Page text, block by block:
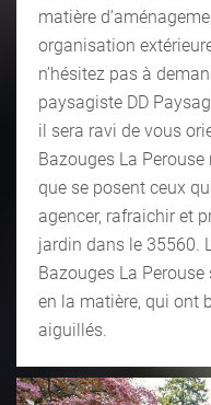
matière
organisation
n’hésitez pas à
paysagiste DD
il sera ravi de vous
Bazouges La
que se posent ceux
agencer, rafraichir et
jardin dans le 35560.
Bazouges La
en la matière, qui ont
aiguillés.